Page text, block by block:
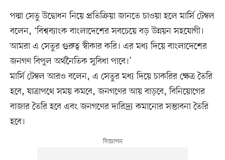
পদ্মা সেতু উদ্বোধন নিয়ে প্রতিক্রিয়া জানতে চাওয়া হলে মার্সি টেম্বল
বলেন, ‘বিশ্বব্যাংক বাংলাদেশের সবচেয়ে বড় উন্নয়ন সহযোগী।
আমরা এ সেতুর গুরুত্ব স্বীকার করি। এর মধ্য দিয়ে বাংলাদেশের
জনগণ বিপুল অর্থনৈতিক সুবিধা পাবে।’
মার্সি টেম্বল আরও বলেন, এ সেতুর মধ্য দিয়ে চাকরির ক্ষেত্র তৈরি
হবে, যাত্রাপথে সময় কমবে, জনগণের আয় বাড়বে, বিনিয়োগের
বাজার তৈরি হবে এবং জনগণের দারিদ্র্য কমানোর সম্ভাবনা তৈরি
হবে।